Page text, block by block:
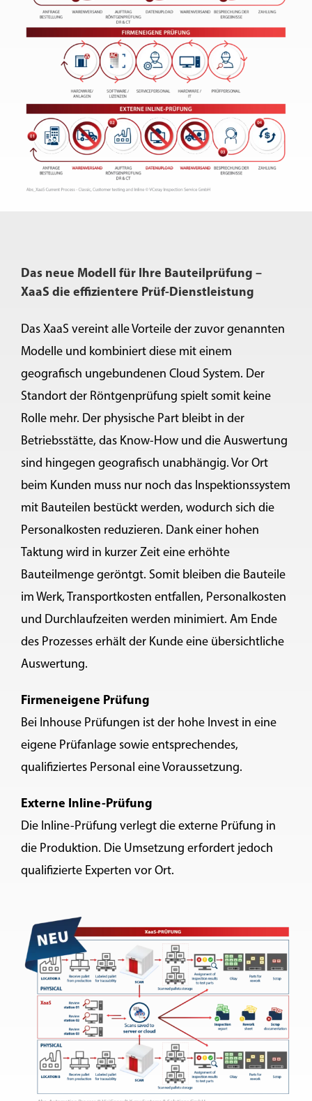
Das neue Modell für Ihre Bauteilprüfung –
XaaS die effizientere Prüf-Dienstleistung
Das XaaS vereint alle Vorteile der zuvor genannten
Modelle und kombiniert diese mit einem
geografisch ungebundenen Cloud System. Der
Standort der Röntgenprüfung spielt somit keine
Rolle mehr. Der physische Part bleibt in der
Betriebsstätte, das Know-How und die Auswertung
sind hingegen geografisch unabhängig. Vor Ort
beim Kunden muss nur noch das Inspektionssystem
mit Bauteilen bestückt werden, wodurch sich die
Personalkosten reduzieren. Dank einer hohen
Taktung wird in kurzer Zeit eine erhöhte
Bauteilmenge geröntgt. Somit bleiben die Bauteile
im Werk, Transportkosten entfallen, Personalkosten
und Durchlaufzeiten werden minimiert. Am Ende
des Prozesses erhält der Kunde eine übersichtliche
Auswertung.
Firmeneigene Prüfung
Bei Inhouse Prüfungen ist der hohe Invest in eine
eigene Prüfanlage sowie entsprechendes,
qualifiziertes Personal eine Voraussetzung.
Externe Inline-Prüfung
Die Inline-Prüfung verlegt die externe Prüfung in
die Produktion. Die Umsetzung erfordert jedoch
qualifizierte Experten vor Ort.